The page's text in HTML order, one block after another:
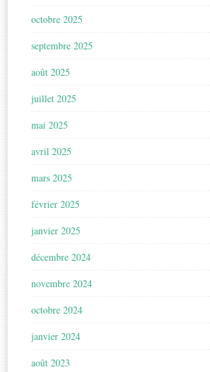
octobre 2025
septembre 2025
août 2025
juillet 2025
mai 2025
avril 2025
mars 2025
février 2025
janvier 2025
décembre 2024
novembre 2024
octobre 2024
janvier 2024
août 2023